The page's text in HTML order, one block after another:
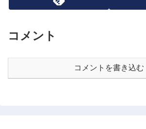
コメント
コメントを書き込む